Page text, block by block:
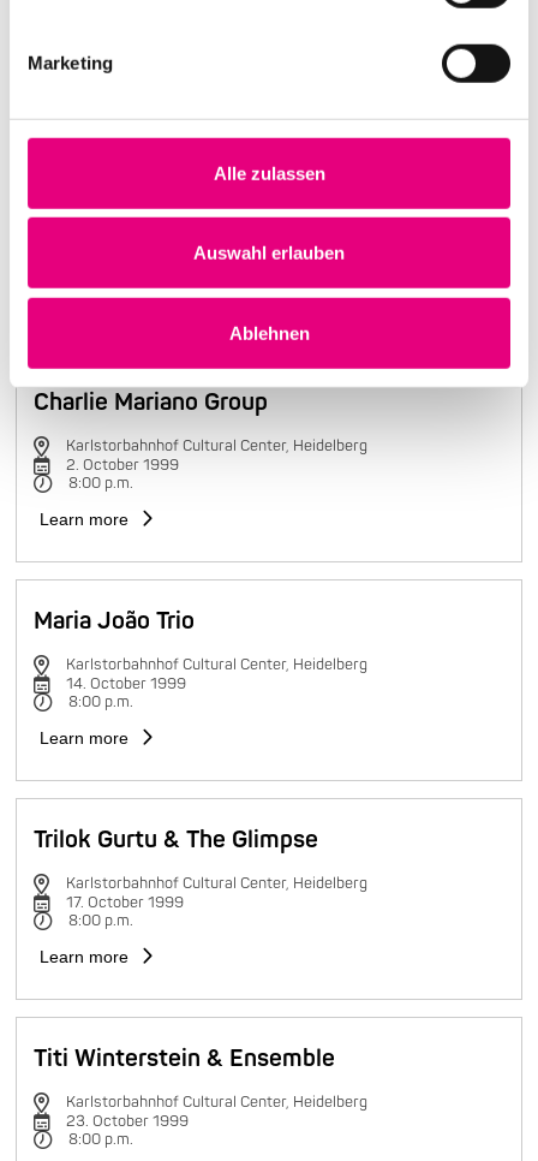
Marketing
Alle zulassen
Auswahl erlauben
Ablehnen
Nightmares on Wax
Learn more
Charlie Mariano Group
Karlstorbahnhof Cultural Center, Heidelberg
2. October 1999
8:00 p.m.
Learn more
Maria João Trio
Karlstorbahnhof Cultural Center, Heidelberg
14. October 1999
8:00 p.m.
Learn more
Trilok Gurtu & The Glimpse
Karlstorbahnhof Cultural Center, Heidelberg
17. October 1999
8:00 p.m.
Learn more
Titi Winterstein & Ensemble
Karlstorbahnhof Cultural Center, Heidelberg
23. October 1999
8:00 p.m.